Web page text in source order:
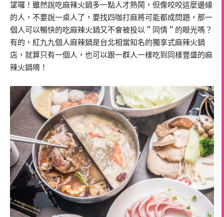
望囉！雖然說吃麻辣火鍋多一點人才熱鬧，但像咬咬這麼邊緣
的人，不要說一桌人了，要找四咖打麻將可能都成問題，那一
個人可以暢快的吃麻辣火鍋又不會被投以＂同情＂的眼光嗎？
有的，紅九九個人麻辣鍋是台北相當知名的獨享式麻辣火鍋
店，就算只有一個人，也可以跟一群人一樣吃到同樣豐盛的麻
辣火鍋唷！